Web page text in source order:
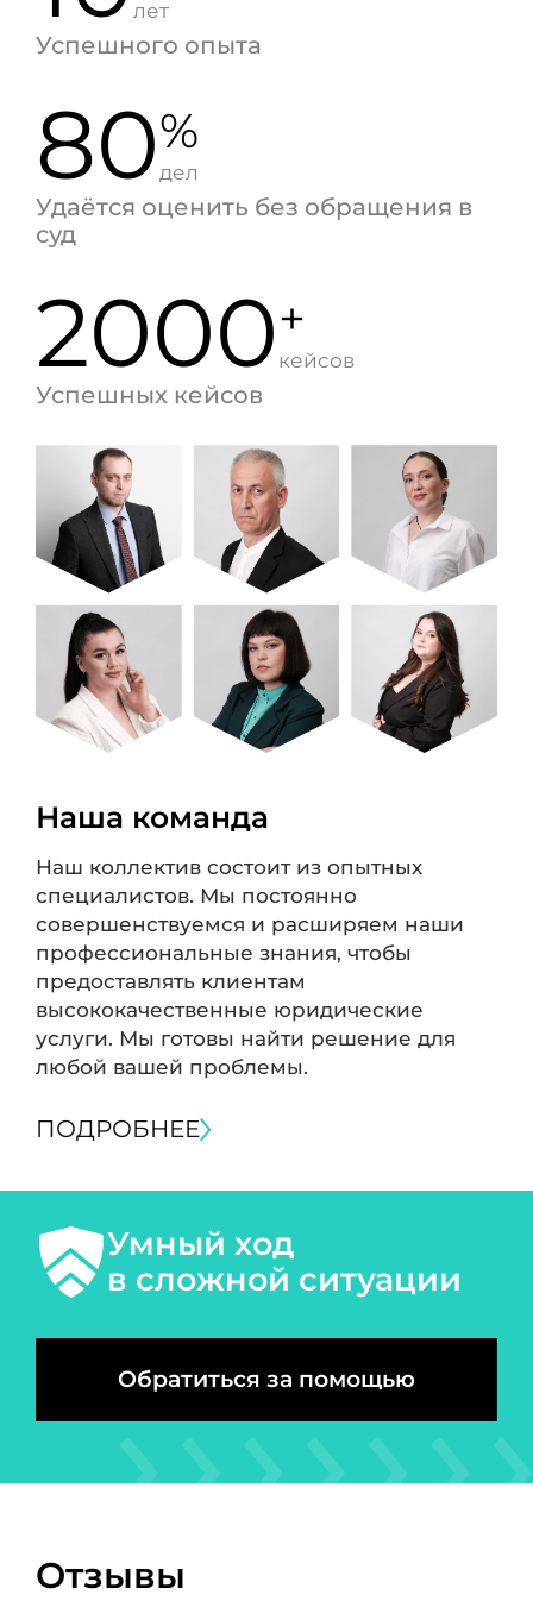
лет
Успешного опыта
80%
дел
Удаётся оценить без обращения в
суд
2000+
кейсов
Успешных кейсов
Наша команда
Наш коллектив состоит из опытных
специалистов. Мы постоянно
совершенствуемся и расширяем наши
профессиональные знания, чтобы
предоставлять клиентам
высококачественные юридические
услуги. Мы готовы найти решение для
любой вашей проблемы.
ПОДРОБНЕЕ
Умный ход
в сложной ситуации
Обратиться за помощью
Отзывы